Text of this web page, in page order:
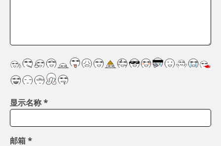
显示名称*
邮箱*